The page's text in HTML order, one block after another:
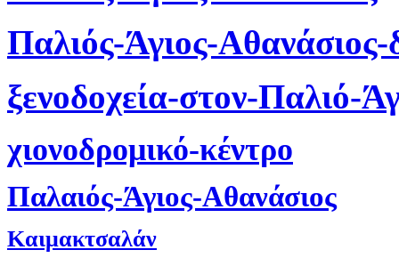
Παλιός-Άγιος-
ξενοδοχεία-στον-Παλιό-
χιονοδρομικό-κέντρο
Παλαιός-Άγιος-Αθανάσιος
Καιμακτσαλάν